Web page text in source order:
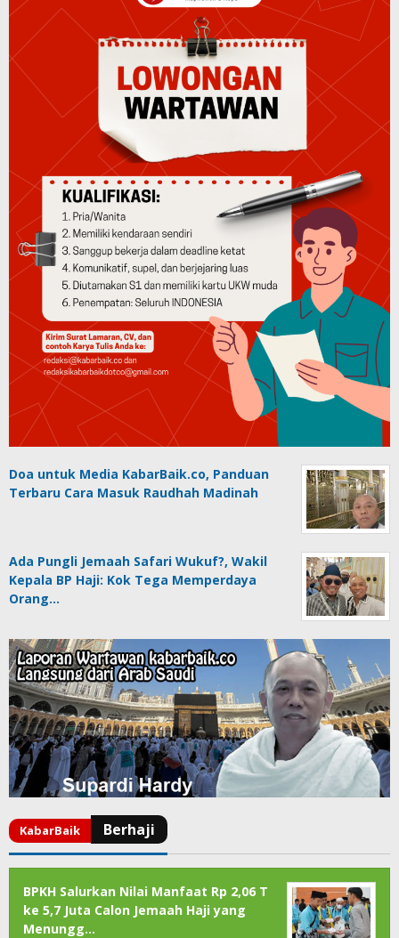
Doa untuk Media KabarBaik.co, Panduan
Terbaru Cara Masuk Raudhah Madinah
Ada Pungli Jemaah Safari Wukuf?, Wakil
Kepala BP Haji: Kok Tega Memperdaya
Orang…
BPKH Salurkan Nilai Manfaat Rp 2,06 T
ke 5,7 Juta Calon Jemaah Haji yang
Menungg…